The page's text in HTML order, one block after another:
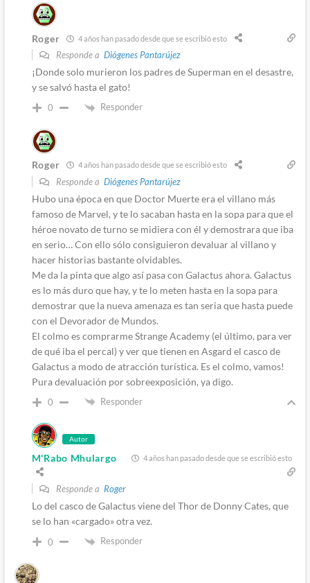
Roger 4 años han pasado desde que se escribió esto
Responde a Diógenes Pantarújez
¡Donde solo murieron los padres de Superman en el desastre,
y se salvó hasta el gato!
0 Responder
Roger 4 años han pasado desde que se escribió esto
Responde a Diógenes Pantarújez
Hubo una época en que Doctor Muerte era el villano más
famoso de Marvel, y te lo sacaban hasta en la sopa para que el
héroe novato de turno se midiera con él y demostrara que iba
en serio… Con ello sólo consiguieron devaluar al villano y
hacer historias bastante olvidables.
Me da la pinta que algo así pasa con Galactus ahora. Galactus
es lo más duro que hay, y te lo meten hasta en la sopa para
demostrar que la nueva amenaza es tan seria que hasta puede
con el Devorador de Mundos.
El colmo es comprarme Strange Academy (el último, para ver
de qué iba el percal) y ver que tienen en Asgard el casco de
Galactus a modo de atracción turística. Es el colmo, vamos!
Pura devaluación por sobreexposición, ya digo.
0 Responder
Autor
M'Rabo Mhulargo 4 años han pasado desde que se escribió esto
Responde a Roger
Lo del casco de Galactus viene del Thor de Donny Cates, que
se lo han «cargado» otra vez.
0 Responder